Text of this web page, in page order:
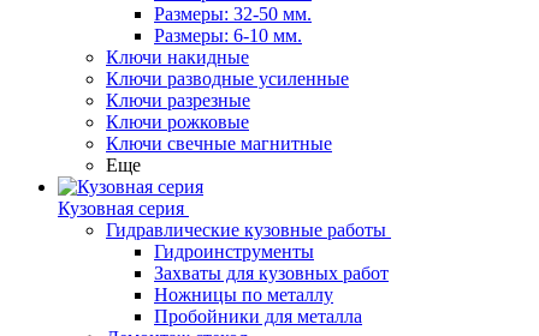
Размеры: 32-50 мм.
Размеры: 6-10 мм.
Ключи накидные
Ключи разводные усиленные
Ключи разрезные
Ключи рожковые
Ключи свечные магнитные
Еще
Кузовная серия
Гидравлические кузовные работы
Гидроинструменты
Захваты для кузовных работ
Ножницы по металлу
Пробойники для металла